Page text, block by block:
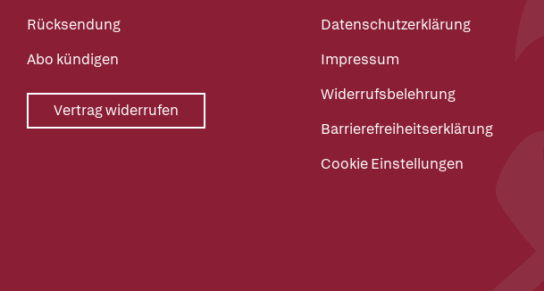
Rücksendung
Abo kündigen
Vertrag widerrufen
Datenschutzerklärung
Impressum
Widerrufsbelehrung
Barrierefreiheitserklärung
Cookie Einstellungen